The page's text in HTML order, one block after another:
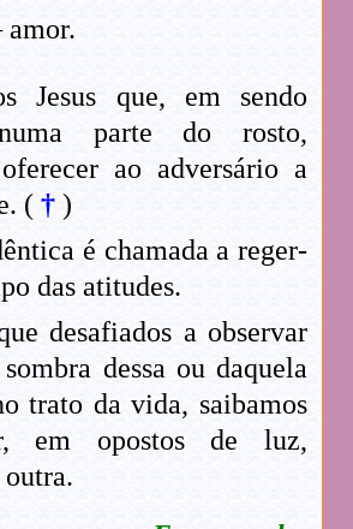
Jesus que, em sendo
parte do rosto,
ao adversário a
( †)
é chamada a reger-
das atitudes.
desafiados a observar
dessa ou daquela
trato da vida, saibamos
em opostos de luz,